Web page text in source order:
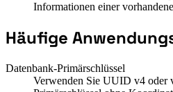
Informationen einer
Häufige
Datenbank-Primärschlüssel
Verwenden Sie UUID v4 oder